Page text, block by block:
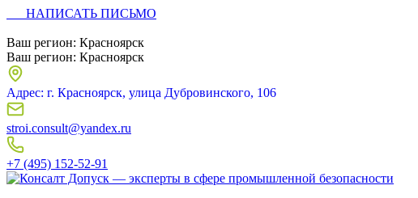
НАПИСАТЬ ПИСЬМО
Ваш регион: Красноярск
Ваш регион: Красноярск
Адрес: г. Красноярск, улица Дубровинского, 106
stroi.consult@yandex.ru
+7 (495) 152-52-91